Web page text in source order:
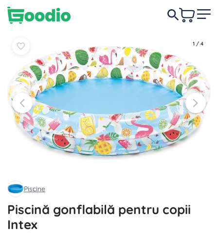
1 / 4
Piscine
Piscină gonflabilă pentru copii
Intex
39,00 lei În coșÎn coș